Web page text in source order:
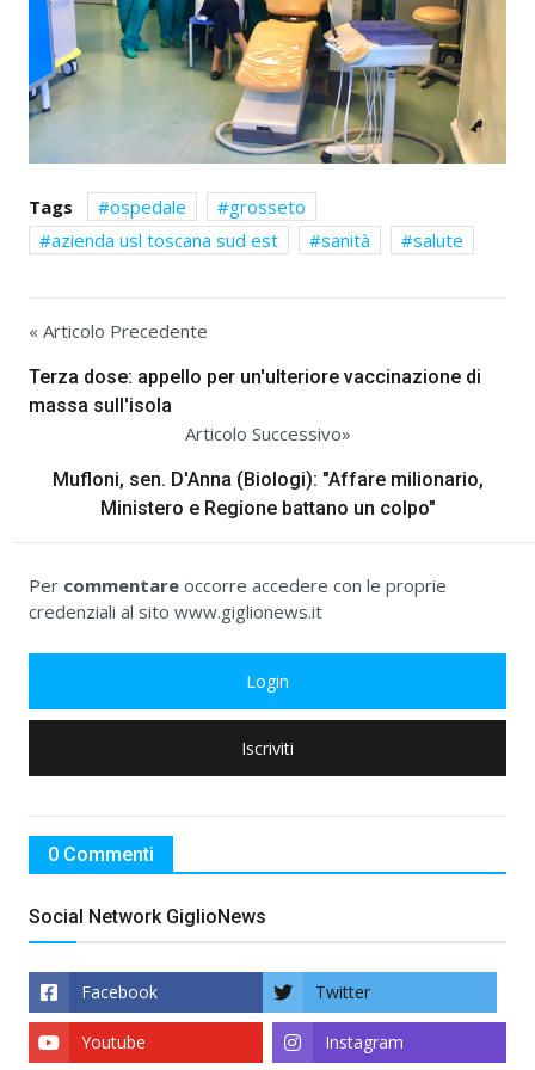
Tags ospedale
grosseto
azienda usl toscana sud est
sanità salute
« Articolo Precedente
Terza dose: appello per un'ulteriore vaccinazione di
massa sull'isola
Articolo Successivo»
Mufloni, sen. D'Anna (Biologi): "Affare milionario,
Ministero e Regione battano un colpo"
Per commentare occorre accedere con le proprie
credenziali al sito www.giglionews.it
Login
Iscriviti
0 Commenti
Social Network GiglioNews
Facebook Twitter
Instagram
Youtube